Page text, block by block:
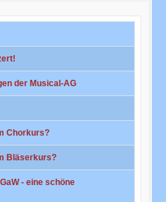
der Musical-AG
Chorkurs?
Bläserkurs?
- eine schöne